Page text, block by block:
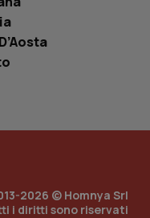
2026 © Homnya Srl
i diritti sono riservati